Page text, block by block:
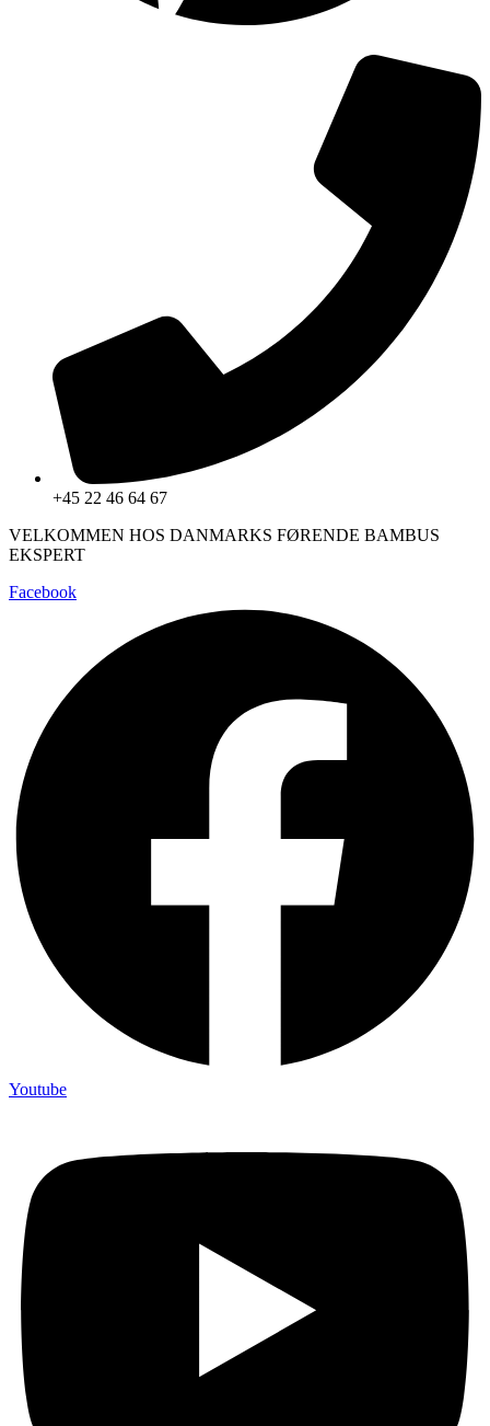
+45 22 46 64 67
VELKOMMEN HOS DANMARKS FØRENDE BAMBUS
EKSPERT
Facebook
Youtube